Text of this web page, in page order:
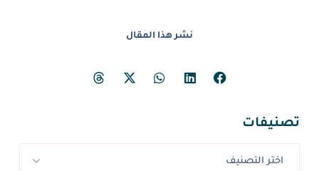
نشر هذا المقال
تصنيفات
اختر التصنيف